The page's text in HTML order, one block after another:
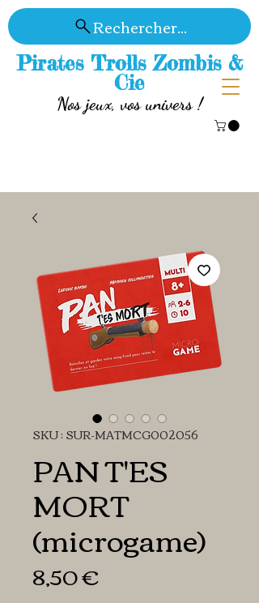
Pirates Trolls Zombis &
Cie
Nos jeux, vos univers !
Rechercher...
SKU : SUR-MATMCG002056
PAN T'ES
MORT
(microgame)
8,50 €Prix